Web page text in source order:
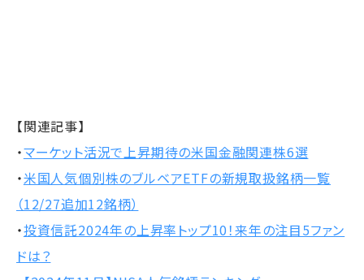
【関連記事】
・マーケット活況で上昇期待の米国金融関連株6選
・米国人気個別株のブルベアETFの新規取扱銘柄一覧
（12/27追加12銘柄）
・投資信託2024年の上昇率トップ10！来年の注目5ファン
ドは？